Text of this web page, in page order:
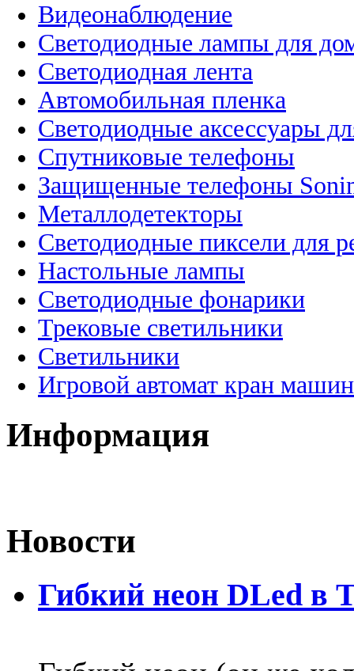
Видеонаблюдение
Светодиодные лампы для
Светодиодная лента
Автомобильная пленка
Светодиодные аксессуары
Спутниковые телефоны
Защищенные телефоны
Металлодетекторы
Светодиодные пиксели для
Настольные лампы
Светодиодные фонарики
Трековые светильники
Светильники
Игровой автомат кран
Информация
Новости
Гибкий неон DLed в